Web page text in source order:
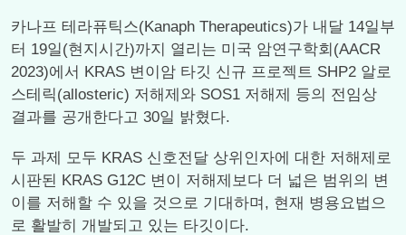
카나프 테라퓨틱스(Kanaph Therapeutics)가 내달 14일부
터 19일(현지시간)까지 열리는 미국 암연구학회(AACR
2023)에서 KRAS 변이암 타깃 신규 프로젝트 SHP2 알로
스테릭(allosteric) 저해제와 SOS1 저해제 등의 전임상
결과를 공개한다고 30일 밝혔다.
두 과제 모두 KRAS 신호전달 상위인자에 대한 저해제로
시판된 KRAS G12C 변이 저해제보다 더 넓은 범위의 변
이를 저해할 수 있을 것으로 기대하며, 현재 병용요법으
로 활발히 개발되고 있는 타깃이다.